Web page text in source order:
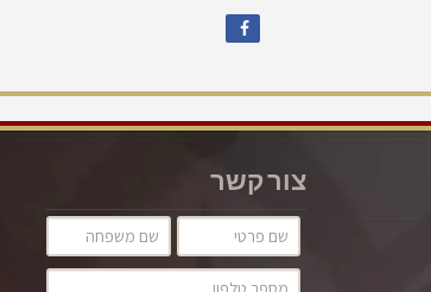
צור קשר